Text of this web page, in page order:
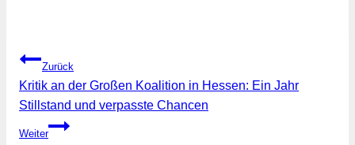
Beitragsnavigation
Zurück
Kritik an der Großen Koalition in Hessen: Ein Jahr
Stillstand und verpasste Chancen
Weiter